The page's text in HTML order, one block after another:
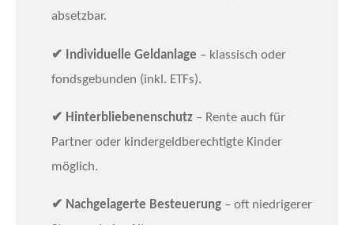
absetzbar.
✔ Individuelle Geldanlage – klassisch oder
fondsgebunden (inkl. ETFs).
✔ Hinterbliebenenschutz – Rente auch für
Partner oder kindergeldberechtigte Kinder
möglich.
✔ Nachgelagerte Besteuerung – oft niedrigerer